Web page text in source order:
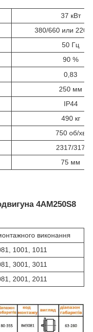
37 кВт
380/660 или 220/
50 Гц
90 %
0,83
250 мм
IP44
490 кг
750 об/хв
2317/317
75 мм
4АМ250S8
виконання
1001, 1011
3001, 3011
2001, 2011